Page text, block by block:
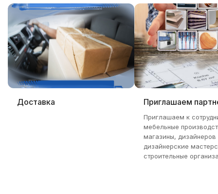
Доставка Приглашаем
Приглашаем к
мебельные
магазины, дизайнеров
дизайнерские
строительные